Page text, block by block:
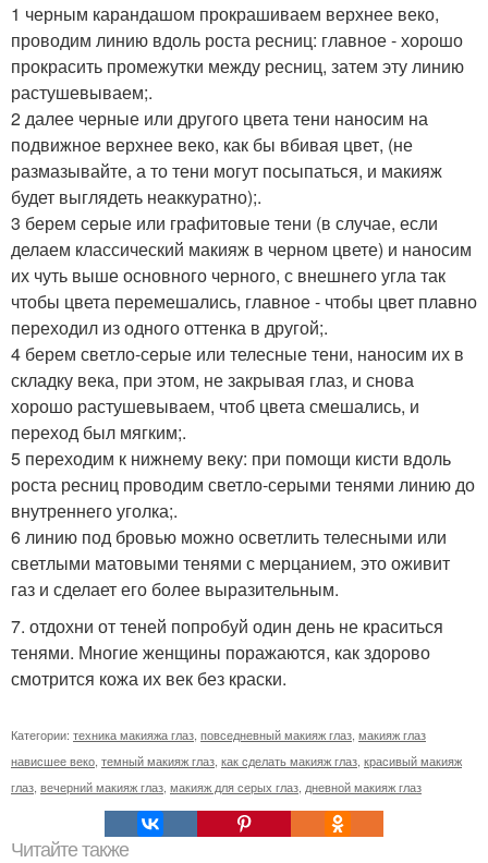
1 черным карандашом прокрашиваем верхнее веко,
проводим линию вдоль роста ресниц: главное - хорошо
прокрасить промежутки между ресниц, затем эту линию
растушевываем;.
2 далее черные или другого цвета тени наносим на
подвижное верхнее веко, как бы вбивая цвет, (не
размазывайте, а то тени могут посыпаться, и макияж
будет выглядеть неаккуратно);.
3 берем серые или графитовые тени (в случае, если
делаем классический макияж в черном цвете) и наносим
их чуть выше основного черного, с внешнего угла так
чтобы цвета перемешались, главное - чтобы цвет плавно
переходил из одного оттенка в другой;.
4 берем светло-серые или телесные тени, наносим их в
складку века, при этом, не закрывая глаз, и снова
хорошо растушевываем, чтоб цвета смешались, и
переход был мягким;.
5 переходим к нижнему веку: при помощи кисти вдоль
роста ресниц проводим светло-серыми тенями линию до
внутреннего уголка;.
6 линию под бровью можно осветлить телесными или
светлыми матовыми тенями с мерцанием, это оживит
газ и сделает его более выразительным.
7. отдохни от теней попробуй один день не краситься
тенями. Многие женщины поражаются, как здорово
смотрится кожа их век без краски.
Категории: техника макияжа глаз, повседневный макияж глаз, макияж глаз
нависшее веко, темный макияж глаз, как сделать макияж глаз, красивый макияж
глаз, вечерний макияж глаз, макияж для серых глаз, дневной макияж глаз
Читайте также